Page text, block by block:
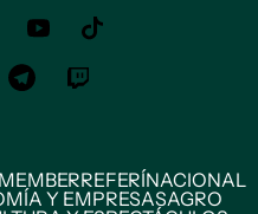
REFERÍNACIONAL
Y EMPRESASAGRO